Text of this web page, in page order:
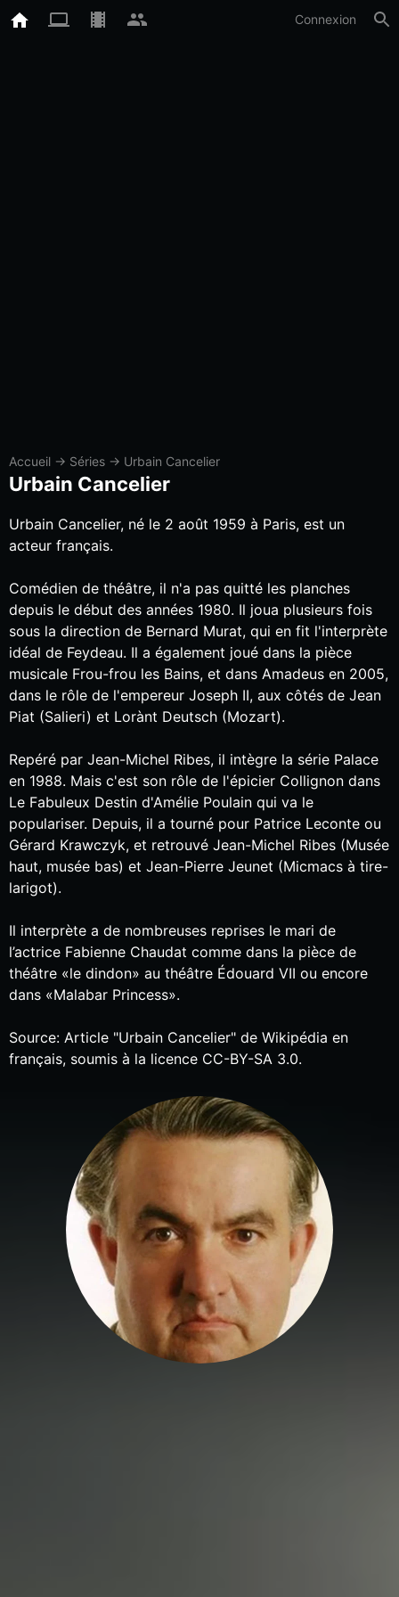
Connexion
Accueil → Séries → Urbain Cancelier
Urbain Cancelier
Urbain Cancelier, né le 2 août 1959 à Paris, est un
acteur français.
Comédien de théâtre, il n'a pas quitté les planches
depuis le début des années 1980. Il joua plusieurs fois
sous la direction de Bernard Murat, qui en fit l'interprète
idéal de Feydeau. Il a également joué dans la pièce
musicale Frou-frou les Bains, et dans Amadeus en 2005,
dans le rôle de l'empereur Joseph II, aux côtés de Jean
Piat (Salieri) et Lorànt Deutsch (Mozart).
Repéré par Jean-Michel Ribes, il intègre la série Palace
en 1988. Mais c'est son rôle de l'épicier Collignon dans
Le Fabuleux Destin d'Amélie Poulain qui va le
populariser. Depuis, il a tourné pour Patrice Leconte ou
Gérard Krawczyk, et retrouvé Jean-Michel Ribes (Musée
haut, musée bas) et Jean-Pierre Jeunet (Micmacs à tire-
larigot).
Il interprète a de nombreuses reprises le mari de
l’actrice Fabienne Chaudat comme dans la pièce de
théâtre «le dindon» au théâtre Édouard VII ou encore
dans «Malabar Princess».
Source: Article "Urbain Cancelier" de Wikipédia en
français, soumis à la licence CC-BY-SA 3.0.